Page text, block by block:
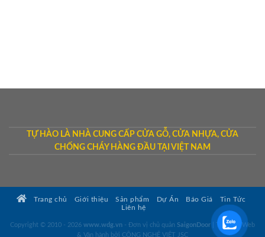
TỰ HÀO LÀ NHÀ CUNG CẤP CỬA GỖ, CỬA NHỰA, CỬA
CHỐNG CHÁY HÀNG ĐẦU TẠI VIỆT NAM
Trang chủ Giới thiệu Sản phẩm Dự Án Báo Giá
Tin Tức
Liên hệ
Copyright © 2010 - 2026 www.wdg.vn - Đơn vị chủ quản SaigonDoor
Thiết kế Web
& Vận hành bởi CÔNG NGHỆ VIỆT JSC